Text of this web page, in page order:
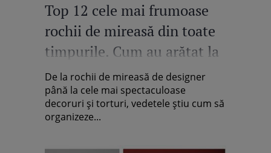
Top 12 cele mai frumoase
rochii de mireasă din toate
timpurile. Cum au arătat la
nunta lor mai multe
celebrități
De la rochii de mireasă de designer
până la cele mai spectaculoase
decoruri și torturi, vedetele știu cum să
organizeze...